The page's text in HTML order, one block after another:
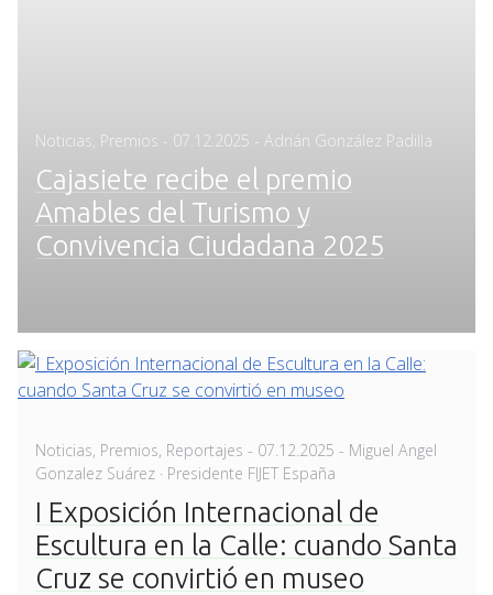
Noticias Premios - Posted
07.12.2025 - Adrián González Padilla
Cajasiete recibe el premio
Amables del Turismo y
Convivencia Ciudadana 2025
Noticias, Premios, Reportajes - Posted
on
07.12.2025 - Miguel Angel
Gonzalez Suárez · Presidente FIJET España
I Exposición Internacional de
Escultura en la Calle: cuando Santa
Cruz se convirtió en museo